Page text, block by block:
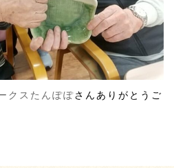
クスたんぽぽさんありがとうご